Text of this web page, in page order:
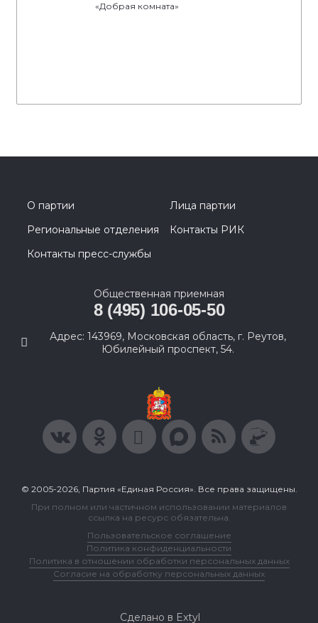
«Добрая комната»
О партии
Лица партии
Региональные отделения
Контакты РИК
Контакты пресс-службы
Общественная приемная
8 (495) 106-05-50
Адрес: 143969, Московская область, г. Реутов,
Юбилейный проспект, 54.
© 2005-2026, Партия «Единая Россия». Все права защищены.
При полном или частичном использовании материалов
ссылка на ресурс обязательна.
Пользовательское соглашение
Политика конфиденциальности
Политика в отношении обработки персональных данных
Согласие на обработку персональных данных
Сделано в Extyl